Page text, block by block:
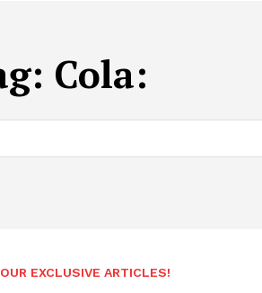
Cola:
EXCLUSIVE ARTICLES!